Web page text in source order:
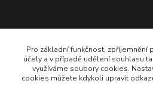
MAJU Eshop s.r.o.
Pro základní funkčnost, zpříjemnění
účely a v případě udělení souhlasu
využíváme soubory cookies.
cookies můžete kdykoli upravit